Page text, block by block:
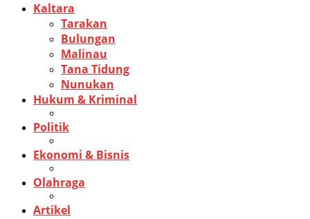
Kaltara
Tarakan
Bulungan
Malinau
Tana Tidung
Nunukan
Hukum & Kriminal
Politik
Ekonomi & Bisnis
Olahraga
Artikel